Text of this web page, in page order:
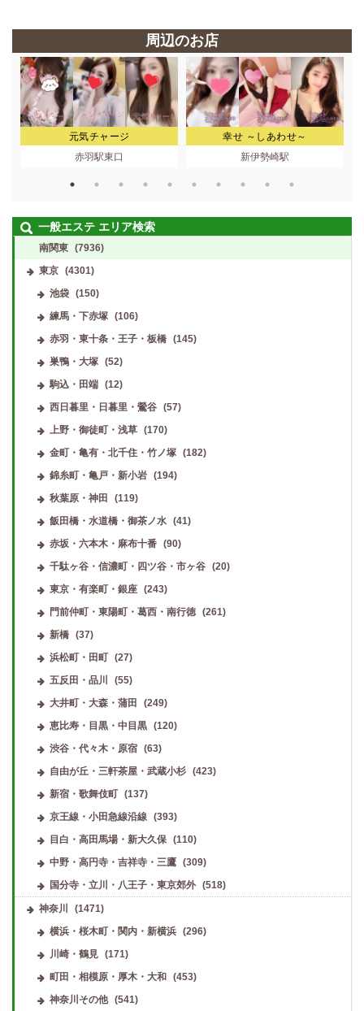
周辺のお店
元気チャージ
赤羽駅東口
幸せ ～しあわせ～
新伊勢崎駅
一般エステ エリア検索
南関東 (7936)
東京 (4301)
池袋
(150)
練馬・下赤塚
(106)
赤羽・東十条・王子・板橋
(145)
巣鴨・大塚
(52)
駒込・田端
(12)
西日暮里・日暮里・鶯谷
(57)
上野・御徒町・浅草
(170)
金町・亀有・北千住・竹ノ塚
(182)
錦糸町・亀戸・新小岩
(194)
秋葉原・神田
(119)
飯田橋・水道橋・御茶ノ水
(41)
赤坂・六本木・麻布十番
(90)
千駄ヶ谷・信濃町・四ツ谷・市ヶ谷
(20)
東京・有楽町・銀座
(243)
門前仲町・東陽町・葛西・南行徳
(261)
新橋
(37)
浜松町・田町
(27)
五反田・品川
(55)
大井町・大森・蒲田
(249)
恵比寿・目黒・中目黒
(120)
渋谷・代々木・原宿
(63)
自由が丘・三軒茶屋・武蔵小杉
(423)
新宿・歌舞伎町
(137)
京王線・小田急線沿線
(393)
目白・高田馬場・新大久保
(110)
中野・高円寺・吉祥寺・三鷹
(309)
国分寺・立川・八王子・東京郊外
(518)
神奈川
(1471)
横浜・桜木町・関内・新横浜
(296)
川崎・鶴見
(171)
町田・相模原・厚木・大和
(453)
神奈川その他
(541)